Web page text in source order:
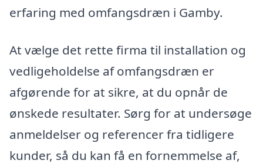
erfaring med omfangsdræn i Gamby.
At vælge det rette firma til installation og
vedligeholdelse af omfangsdræn er
afgørende for at sikre, at du opnår de
ønskede resultater. Sørg for at undersøge
anmeldelser og referencer fra tidligere
kunder, så du kan få en fornemmelse af,